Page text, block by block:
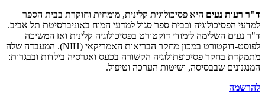
ד"ר רעות נעים היא פסיכולוגית קלינית, מומחית וחוקרת בבית הספר
למדעי הפסיכולוגיה ובבית ספר סגול למדעי המוח באוניברסיטת תל אביב.
ד"ר נעים השלימה לימודי דוקטורט בפסיכולוגיה קלינית ואז המשיכה
לפוסט-דוקטורט במכון מחקר הבריאות האמריקאי (NIH). המעבדה שלה
מתמקדת בחקר פסיכופתולוגיה הקשורה בכעס ואגרסיה בילדות ובבגרות:
המנגנונים שבבסיסה, ושיטות הערכה וטיפול.
להרשמה